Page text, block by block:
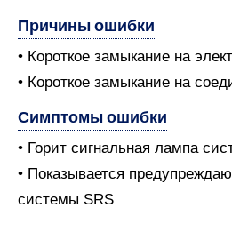
Причины ошибки
• Короткое замыкание на
• Короткое замыкание на
Симптомы ошибки
• Горит сигнальная лампа
• Показывается
системы SRS